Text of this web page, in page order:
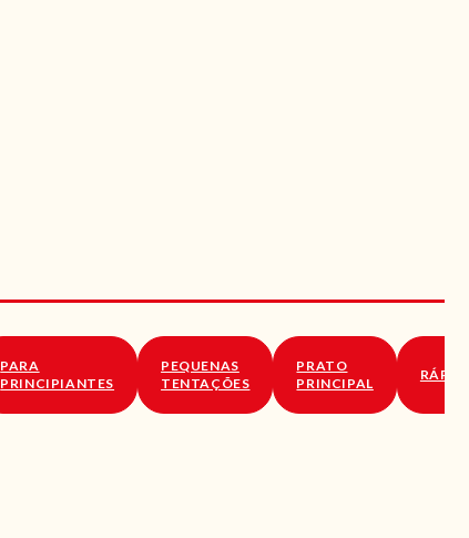
PARA
PRINCIPIANTES
PEQUENAS
TENTAÇÕES
PRATO
PRINCIPAL